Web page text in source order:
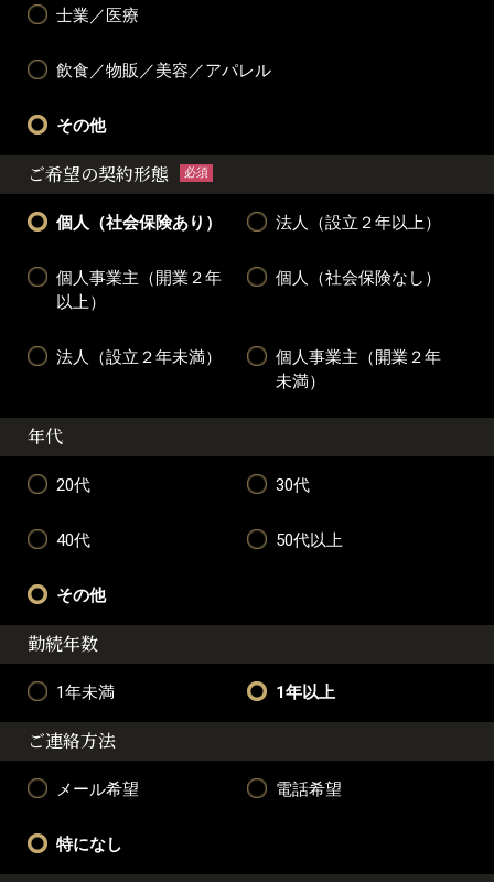
士業／医療
飲食／物販／美容／アパレル
その他
ご希望の契約形態 必須
個人（社会保険あり） 法人（設立２年以上）
個人事業主（開業２年
以上）
個人（社会保険なし）
法人（設立２年未満）
個人事業主（開業２年
未満）
年代
20代 30代
40代 50代以上
その他
勤続年数
1年未満 1年以上
ご連絡方法
メール希望 電話希望
特になし